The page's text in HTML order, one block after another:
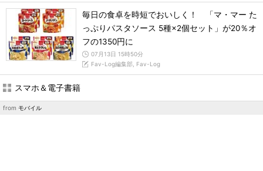
毎日の食卓を時短でおいしく！ 「マ・マー た
っぷりパスタソース 5種×2個セット」が20％オ
フの1350円に
07月13日 15時50分
Fav-Log編集部, Fav-Log
スマホ＆電子書籍
from モバイル